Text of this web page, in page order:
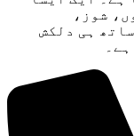
شوز،
ہی دلکش